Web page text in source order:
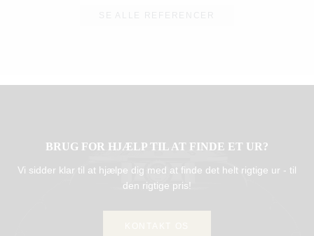
BRUG FOR HJÆLP TIL AT FINDE ET UR?
Vi sidder klar til at hjælpe dig med at finde det helt rigtige ur - til
den rigtige pris!